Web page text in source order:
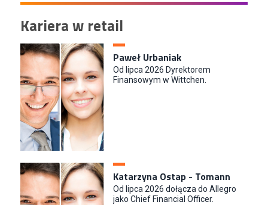
Kariera w retail
Paweł Urbaniak
Od lipca 2026 Dyrektorem
Finansowym w Wittchen.
Katarzyna Ostap - Tomann
Od lipca 2026 dołącza do Allegro
jako Chief Financial Officer.